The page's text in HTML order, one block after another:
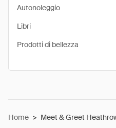
Autonoleggio
Libri
Prodotti di bellezza
Home > Meet & Greet